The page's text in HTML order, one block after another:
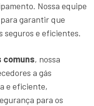
Nossa equipe
garantir que
seguros e eficientes.
comuns, nossa
a gás
e eficiente,
para os